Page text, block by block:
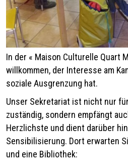
In der « Maison Culturelle Quart
willkommen, der Interesse am
soziale Ausgrenzung hat.
Unser Sekretariat ist nicht nur
zuständig, sondern empfängt
Herzlichste und dient darüber
Sensibilisierung. Dort erwarten
und eine Bibliothek: